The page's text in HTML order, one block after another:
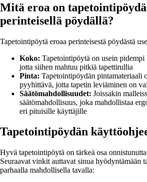
Mitä eroa on
perinteisellä pöydällä?
Tapetointipöytä eroaa perinteisestä pöydästä
Koko: Tapetointipöytä on usein
jotta siihen mahtuu pitkiä tapettirullia
Pinta: Tapetointipöydän pintamateriaali
pyyhittävä, jotta tapetin leviäminen on
Säätömahdollisuudet: Joissakin
säätömahdollisuus, joka mahdollistaa
eri pituisille käyttäjille
Tapetointipöydän
Hyvä tapetointipöytä on tärkeä osa
Seuraavat vinkit auttavat sinua hyödyntämään
parhaalla mahdollisella tavalla: